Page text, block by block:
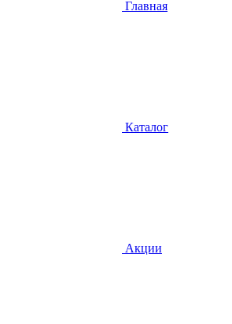
Главная
Каталог
Акции